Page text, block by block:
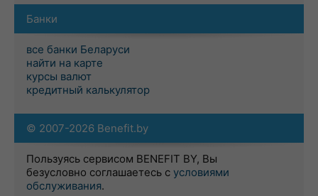
Банки
все банки Беларуси
найти на карте
курсы валют
кредитный калькулятор
© 2007-2026 Benefit.by
Пользуясь сервисом BENEFIT BY, Вы
безусловно соглашаетесь с условиями
обслуживания.